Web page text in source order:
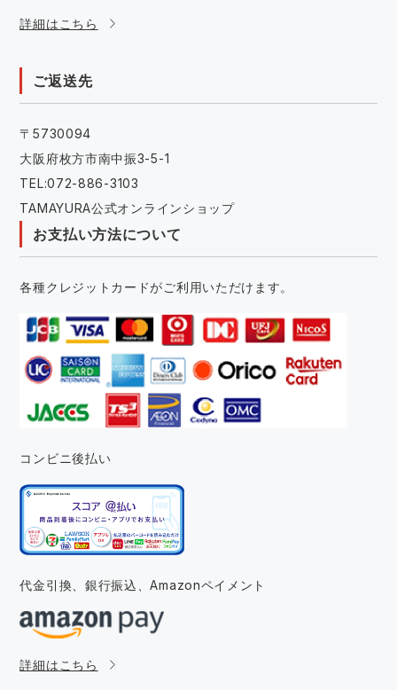
詳細はこちら
ご返送先
〒5730094
大阪府枚方市南中振3-5-1
TEL:072-886-3103
TAMAYURA公式オンラインショップ
お支払い方法について
各種クレジットカードがご利用いただけます。
コンビニ後払い
代金引換、銀行振込、Amazonペイメント
詳細はこちら